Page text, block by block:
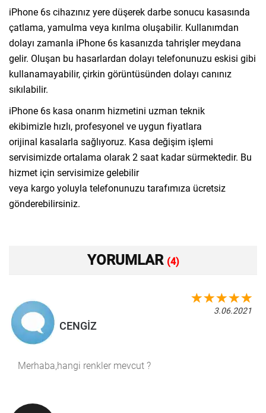
iPhone 6s cihazınız yere düşerek darbe sonucu kasasında
çatlama, yamulma veya kırılma oluşabilir. Kullanımdan
dolayı zamanla iPhone 6s kasanızda tahrişler meydana
gelir. Oluşan bu hasarlardan dolayı telefonunuzu eskisi gibi
kullanamayabilir, çirkin görüntüsünden dolayı canınız
sıkılabilir.
iPhone 6s kasa onarım hizmetini uzman teknik
ekibimizle hızlı, profesyonel ve uygun fiyatlara
orijinal kasalarla sağlıyoruz. Kasa değişim işlemi
servisimizde ortalama olarak 2 saat kadar sürmektedir. Bu
hizmet için servisimize gelebilir
veya kargo yoluyla telefonunuzu tarafımıza ücretsiz
gönderebilirsiniz.
YORUMLAR (4)
CENGİZ
3.06.2021
Merhaba,hangi renkler mevcut ?